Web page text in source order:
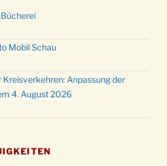
Mobil Schau
Anpassung der
4. August 2026